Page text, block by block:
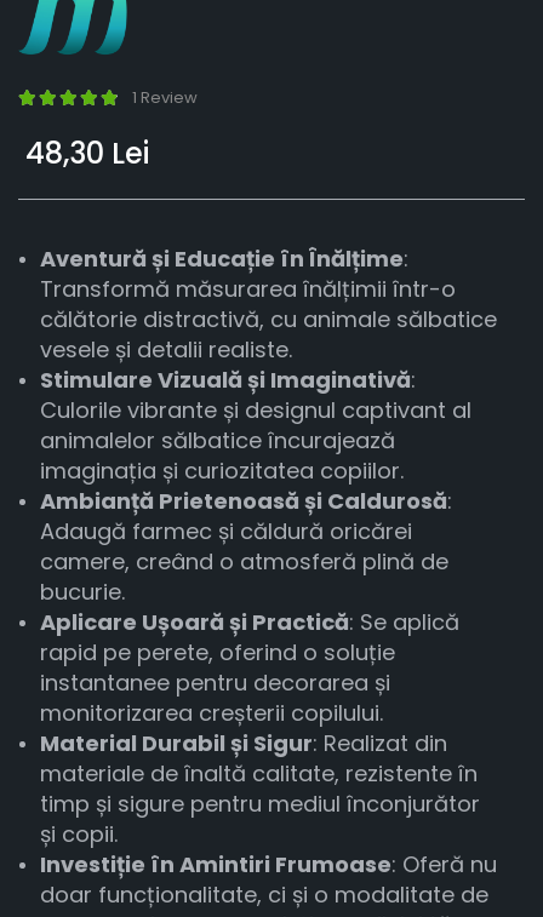
1 Review
48,30 Lei
Aventură și Educație în Înălțime:
Transformă măsurarea înălțimii într-o
călătorie distractivă, cu animale sălbatice
vesele și detalii realiste.
Stimulare Vizuală și Imaginativă:
Culorile vibrante și designul captivant al
animalelor sălbatice încurajează
imaginația și curiozitatea copiilor.
Ambianță Prietenoasă și Caldurosă:
Adaugă farmec și căldură oricărei
camere, creând o atmosferă plină de
bucurie.
Aplicare Ușoară și Practică: Se aplică
rapid pe perete, oferind o soluție
instantanee pentru decorarea și
monitorizarea creșterii copilului.
Material Durabil și Sigur: Realizat din
materiale de înaltă calitate, rezistente în
timp și sigure pentru mediul înconjurător
și copii.
Investiție în Amintiri Frumoase: Oferă nu
doar funcționalitate, ci și o modalitate de